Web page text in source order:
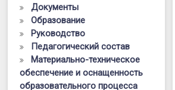
Документы
Образование
Руководство
Педагогический состав
Материально-техническое
обеспечение и оснащенность
образовательного процесса